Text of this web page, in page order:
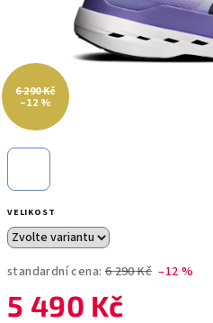
VELIKOST
standardní cena: 6 290 Kč –12 %
5 490 Kč
6 290 Kč
–12 %